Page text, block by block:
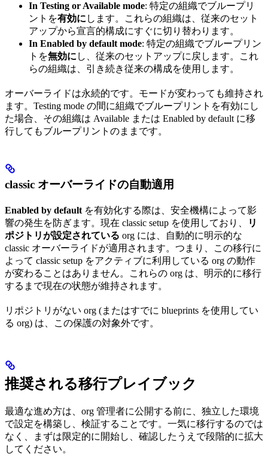
In Testing or Available mode: 特定の組織でブループリ
ントを有効に します。これらの組織は、従来のセット
アップから宣言的構成にすぐに切り替わります。
In Enabled by default mode: 特定の組織でブループリン
トを無効に し、従来のセットアップに戻します。これ
らの組織は、引き続き従来の構成を使用します。
オーバーライドは永続的です。モードが変わっても維持され
ます。Testing mode の間に組織でブループリントを有効にし
た場合、その組織は Available または Enabled by default に移
行してもブループリントのままです。
classic オーバーライドの自動適用
Enabled by default を有効化する際は、安全機構によって影
響の発生を防ぎます。現在 classic setup を使用しており、
リ
ポジトリが設定されている org には、自動的に明示的な
classic オーバーライドが適用されます。つまり、この移行に
よって classic setup をアクティブに利用している org の動作
が変わることはありません。これらの org は、明示的に移行
するまで現在の状態が維持されます。
リポジトリがない org (またはすでに blueprints を使用してい
る org) は、この保護の対象外です。
推奨される移行プレイブック
最適な進め方は、org 管理者に公開する前に、独立した環境
で設定を構築し、検証することです。一気に移行するのでは
なく、まずは限定的に開始し、確認したうえで段階的に拡大
してください。